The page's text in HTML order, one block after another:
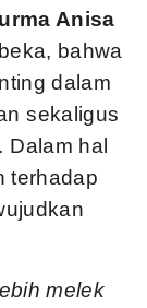
Anisa
bahwa
dalam
sekaligus
Dalam hal
terhadap
melek